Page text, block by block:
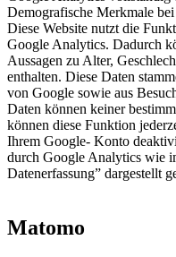
Demografische Merkmale
Diese Website nutzt die
Google Analytics. Dadurch
Aussagen zu Alter,
enthalten. Diese Daten
von Google sowie aus
Daten können keiner
können diese Funktion
Ihrem Google- Konto
durch Google Analytics wie
Datenerfassung” dargestellt
Matomo